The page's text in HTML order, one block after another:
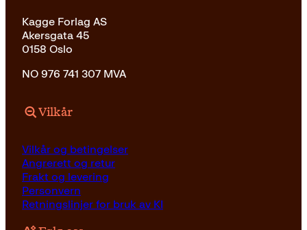
Kagge Forlag AS
Akersgata 45
0158 Oslo
NO 976 741 307 MVA
Vilkår
Vilkår og betingelser
Angrerett og retur
Frakt og levering
Personvern
Retningslinjer for bruk av KI